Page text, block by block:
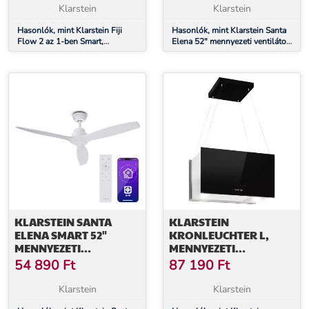
TÁVIRÁNYÍTÓ,
APPLIKÁCIÓN
KERESZTÜL, 2
Klarstein
Hasonlók, mint Klarstein Fiji
Flow 2 az 1-ben Smart,
mennyezeti ventilátor, Ø 132
vezérlés applikáción keresztül, 2
TÁVIRÁNYÍTÓ
Klarstein
Hasonlók, mint Klarstein Santa
Elena 52" mennyezeti ventilátor,
9 060 m³/h, 6 sebességfokozat,
KLARSTEIN SANTA
ELENA SMART 52"
MENNYEZETI
VENTILÁTOR, 10260
M³/H, 6
SEBESSÉGFOKOZAT,
54 890 Ft
Klarstein
KLARSTEIN
KRONLEUCHTER L,
MENNYEZETI
PÁRAELSZÍVÓ, 60 CM,
590 M³/Ó, LED,
ÉRINTŐKÉPERNYŐS,
87 190 Ft
Klarstein